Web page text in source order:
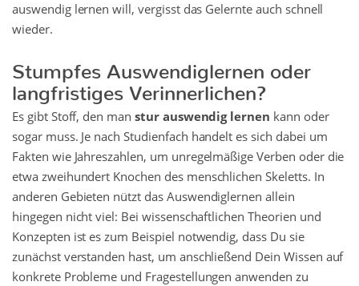
auswendig lernen will, vergisst das Gelernte auch schnell
wieder.
Stumpfes Auswendiglernen oder
langfristiges Verinnerlichen?
Es gibt Stoff, den man stur auswendig lernen kann oder
sogar muss. Je nach Studienfach handelt es sich dabei um
Fakten wie Jahreszahlen, um unregelmäßige Verben oder die
etwa zweihundert Knochen des menschlichen Skeletts. In
anderen Gebieten nützt das Auswendiglernen allein
hingegen nicht viel: Bei wissenschaftlichen Theorien und
Konzepten ist es zum Beispiel notwendig, dass Du sie
zunächst verstanden hast, um anschließend Dein Wissen auf
konkrete Probleme und Fragestellungen anwenden zu